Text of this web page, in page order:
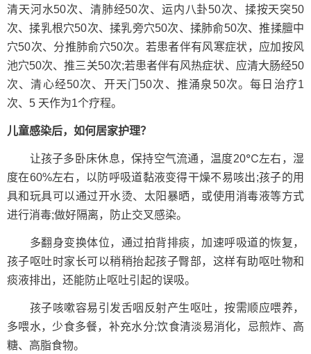
清天河水50次、清肺经50次、运内八卦50次、揉按天突50
次、揉乳根穴50次、揉乳旁穴50次、揉肺俞50次、推揉膻中
穴50次、分推肺俞穴50次。若患者伴有风寒症状，应加按风
池穴50次、推三关50次;若患者伴有风热症状、应清大肠经50
次、清心经50次、开天门50次、推涌泉50次。每日治疗1
次、5 天作为1个疗程。
儿童感染后，如何居家护理？
让孩子多卧床休息，保持空气流通，温度20℃左右，湿
度在60%左右，以防呼吸道黏液变得干燥不易咳出;孩子的用
具和玩具可以通过开水烫、太阳暴晒，或使用消毒液等方式
进行消毒;做好隔离，防止交叉感染。
多翻身变换体位，通过拍背排痰，加速呼吸道的恢复，
孩子呕吐时家长可以稍稍抬起孩子臀部，这样有助呕吐物和
痰液排出，还能防止呕吐引起的误吸。
孩子咳嗽容易引发舌咽反射产生呕吐，按需顺应喂养，
多喂水，少食多餐，补充水分;饮食清淡易消化，忌煎炸、高
糖、高脂食物。